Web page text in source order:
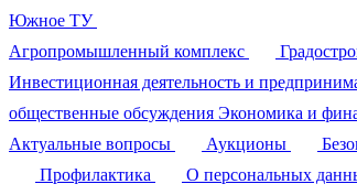
Южное ТУ
Агропромышленный комплекс
Инвестиционная деятельность и
общественные обсуждения Экономика и
Актуальные вопросы
Аукционы
Профилактика
О персональных